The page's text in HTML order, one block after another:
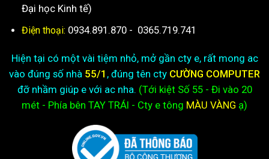
Đại học Kinh tế)
Điện thoại: 0934.891.870 - 0365.719.741
Hiện tại có một vài tiệm nhỏ, mở gần cty e, rất mong ac
vào đúng số nhà 55/1 , đúng tên cty CƯỜNG COMPUTER
đỡ nhầm giúp e với ac nha. (Tới kiệtSố 55 - Đi vào 20
mét - Phía bên TAY TRÁI - Cty e tông MÀU VÀNG ạ)